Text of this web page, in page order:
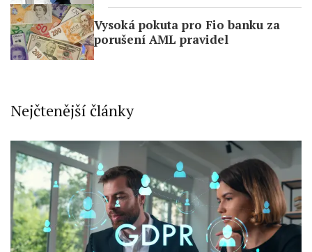
Vysoká pokuta pro Fio banku za
porušení AML pravidel
Nejčtenější články